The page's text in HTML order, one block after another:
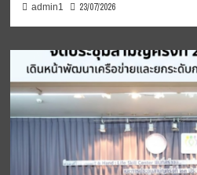
admin1 23/07/2026